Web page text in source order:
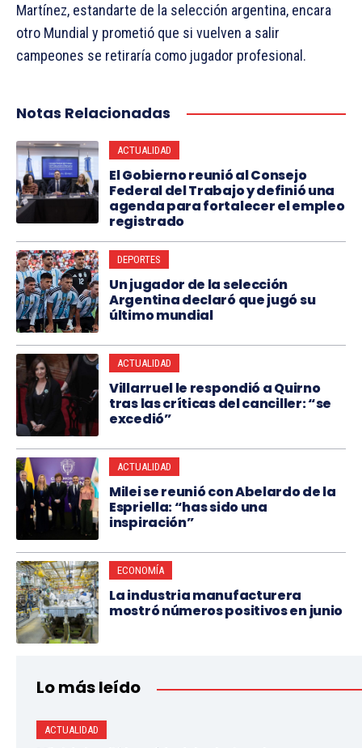
Martínez, estandarte de la selección argentina, encara
otro Mundial y prometió que si vuelven a salir
campeones se retiraría como jugador profesional.
Notas Relacionadas
ACTUALIDAD
El Gobierno reunió al Consejo
Federal del Trabajo y definió una
agenda para fortalecer el empleo
registrado
DEPORTES
Un jugador de la selección
Argentina declaró que jugó su
último mundial
ACTUALIDAD
Villarruel le respondió a Quirno
tras las críticas del canciller: “se
excedió”
ACTUALIDAD
Milei se reunió con Abelardo de la
Espriella: “has sido una
inspiración”
ECONOMÍA
La industria manufacturera
mostró números positivos en junio
Lo más leído
ACTUALIDAD